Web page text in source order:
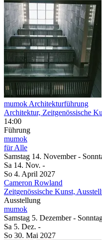
mumok Architekturführung
Architektur, Zeitgenössische
14:00
Führung
mumok
für Alle
Samstag 14. November-
Sa 14. Nov. -
So 4. April 2027
Cameron Rowland
Zeitgenössische Kunst,
Ausstellung
mumok
Samstag 5. Dezember-
Sa 5. Dez. -
So 30. Mai 2027